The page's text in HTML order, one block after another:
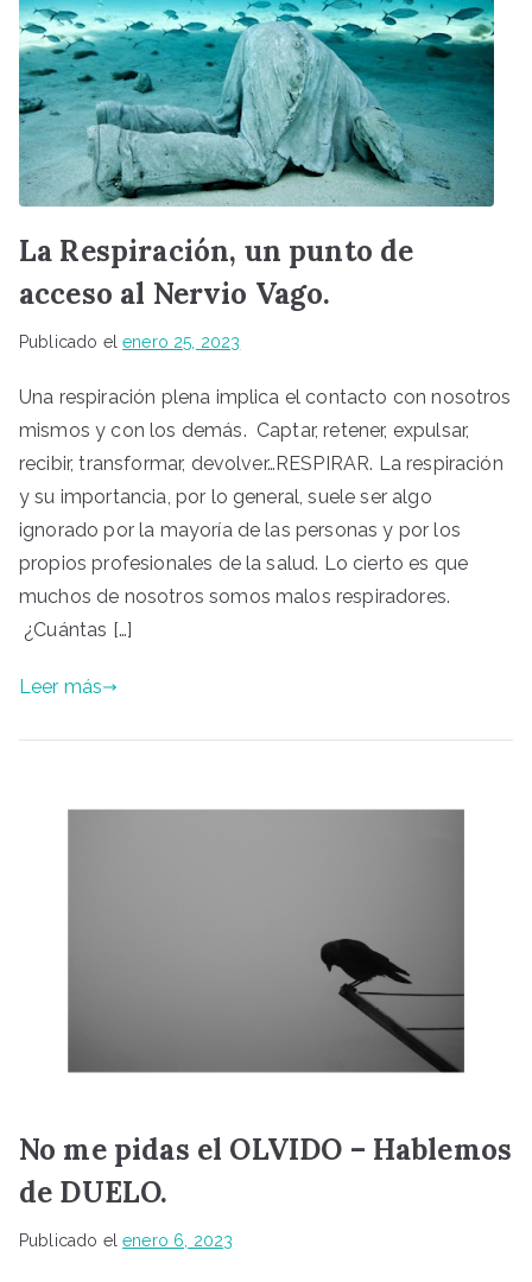
La Respiración, un punto de
acceso al Nervio Vago.
Publicado elenero 25, 2023
Una respiración plena implica el contacto con nosotros
mismos y con los demás. Captar, retener, expulsar,
recibir, transformar, devolver…RESPIRAR. La respiración
y su importancia, por lo general, suele ser algo
ignorado por la mayoría de las personas y por los
propios profesionales de la salud. Lo cierto es que
muchos de nosotros somos malos respiradores.
¿Cuántas […]
Leer más
No me pidas el OLVIDO – Hablemos
de DUELO.
Publicado elenero 6, 2023